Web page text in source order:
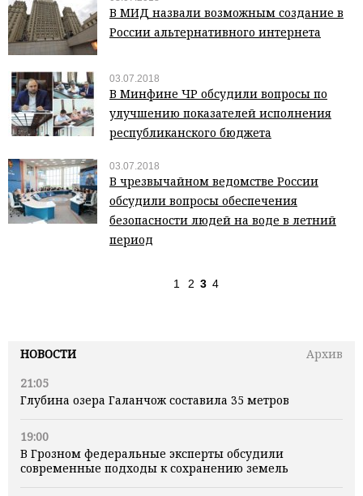
НОВОСТИ
Архив
21:05
Глубина озера Галанчож составила 35 метров
19:00
В Грозном федеральные эксперты обсудили
современные подходы к сохранению земель
В МИД назвали возможным создание в
России альтернативного интернета
03.07.2018
В Минфине ЧР обсудили вопросы по
улучшению показателей исполнения
республиканского бюджета
03.07.2018
В чрезвычайном ведомстве России
обсудили вопросы обеспечения
безопасности людей на воде в летний
период
1 2 3 4